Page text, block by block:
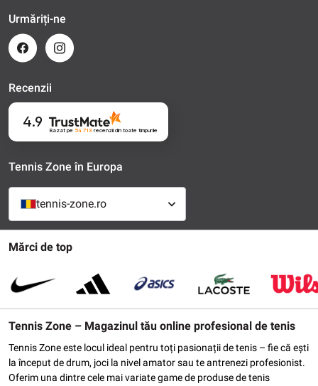
Mărci de top
Tennis Zone – Magazinul tău online profesional de tenis
Tennis Zone este locul ideal pentru toți pasionații de tenis – fie că ești
la început de drum, joci la nivel amator sau te antrenezi profesionist.
Oferim una dintre cele mai variate game de produse de tenis
Urmăriți-ne
Recenzii
4.9
Bazat pe 54 713 recenziidin toate timpurile
Tennis Zone în Europa
tennis-zone.ro